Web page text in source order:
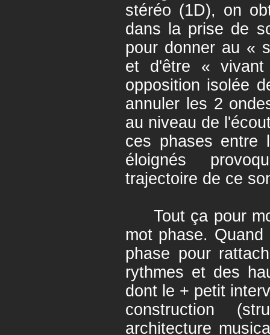
stéréo (1D), on
dans la prise de
pour donner au «
et d'être «
opposition isolée
annuler les 2
au niveau de
ces phases entre
éloignés
trajectoire de ce
Tout ça pour
mot phase.
phase pour
rythmes et des
dont le + petit
construction
architecture